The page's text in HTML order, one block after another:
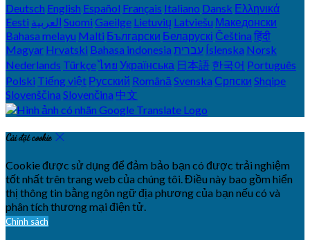
Deutsch English Español Français Italiano Dansk Ελληνικά
Eesti العربية Suomi Gaeilge Lietuvių Latviešu Македонски
Bahasa melayu Malti Български Беларускі Čeština हिंदी
Magyar Hrvatski Bahasa indonesia עברית Íslenska Norsk
Nederlands Türkçeไทย Українська 日本語 한국어 Português
Polski Tiếng việt Русский Română Svenska Српски Shqipe
Slovenščina Slovenčina 中文
Cài đặt cookie
Cookie được sử dụng để đảm bảo bạn có được trải nghiệm
tốt nhất trên trang web của chúng tôi. Điều này bao gồm hiển
thị thông tin bằng ngôn ngữ địa phương của bạn nếu có và
phân tích thương mại điện tử.
Chính sách